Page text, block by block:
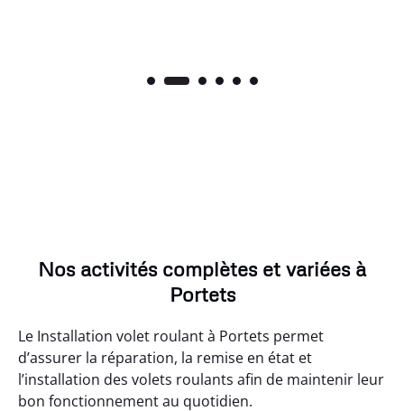
Nos activités complètes et variées à
Portets
Le Installation volet roulant à Portets permet
d’assurer la réparation, la remise en état et
l’installation des volets roulants afin de maintenir leur
bon fonctionnement au quotidien.